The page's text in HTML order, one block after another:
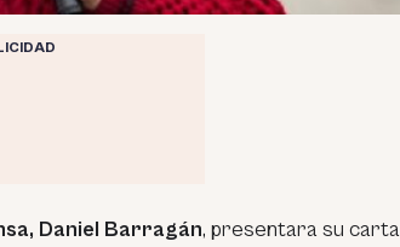
Daniel Barragán, presentara su carta